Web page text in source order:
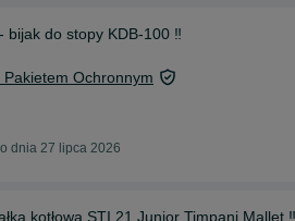
bijak do stopy KDB-100 ‼️
Pakietem Ochronnym
dnia 27 lipca 2026
kotłowa STI 21 Junior Timpani Mallet ‼️